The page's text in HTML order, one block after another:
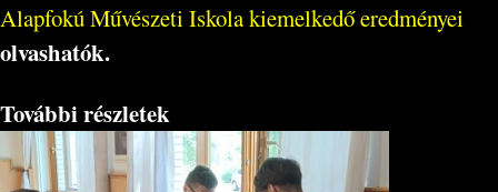
Alapfokú Művészeti Iskola kiemelkedő eredményei
olvashatók.
További részletek